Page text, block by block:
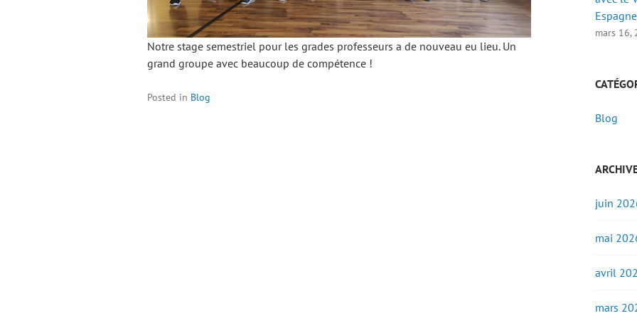
Notre stage semestriel pour les grades professeurs a de nouveau eu lieu. Un
grand groupe avec beaucoup de compétence !
Posted in Blog
Espagne
mars 16,
Blog
juin
mai
avril
mars